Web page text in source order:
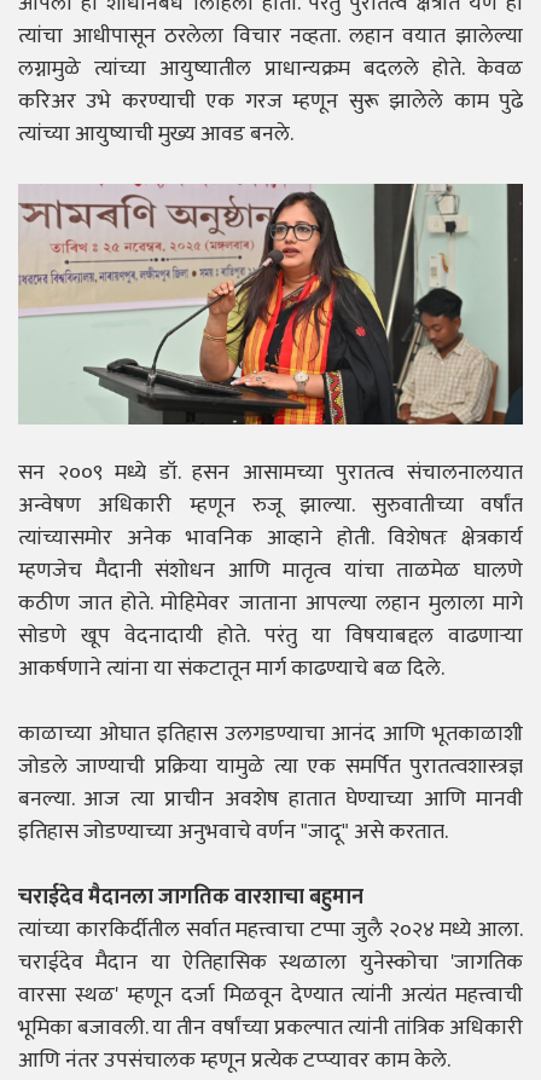
त्यांचा आधीपासून ठरलेला विचार नव्हता. लहान वयात झालेल्या
लग्नामुळे त्यांच्या आयुष्यातील प्राधान्यक्रम बदलले होते. केवळ
करिअर उभे करण्याची एक गरज म्हणून सुरू झालेले काम पुढे
त्यांच्या आयुष्याची मुख्य आवड बनले.
सन २००९ मध्ये डॉ. हसन आसामच्या पुरातत्व संचालनालयात
अन्वेषण अधिकारी म्हणून रुजू झाल्या. सुरुवातीच्या वर्षांत
त्यांच्यासमोर अनेक भावनिक आव्हाने होती. विशेषतः क्षेत्रकार्य
म्हणजेच मैदानी संशोधन आणि मातृत्व यांचा ताळमेळ घालणे
कठीण जात होते. मोहिमेवर जाताना आपल्या लहान मुलाला मागे
सोडणे खूप वेदनादायी होते. परंतु या विषयाबद्दल वाढणाऱ्या
आकर्षणाने त्यांना या संकटातून मार्ग काढण्याचे बळ दिले.
काळाच्या ओघात इतिहास उलगडण्याचा आनंद आणि भूतकाळाशी
जोडले जाण्याची प्रक्रिया यामुळे त्या एक समर्पित पुरातत्वशास्त्रज्ञ
बनल्या. आज त्या प्राचीन अवशेष हातात घेण्याच्या आणि मानवी
इतिहास जोडण्याच्या अनुभवाचे वर्णन "जादू" असे करतात.
चराईदेव मैदानला जागतिक वारशाचा बहुमान
त्यांच्या कारकिर्दीतील सर्वात महत्त्वाचा टप्पा जुलै २०२४ मध्ये आला.
चराईदेव मैदान या ऐतिहासिक स्थळाला युनेस्कोचा 'जागतिक
वारसा स्थळ' म्हणून दर्जा मिळवून देण्यात त्यांनी अत्यंत महत्त्वाची
भूमिका बजावली. या तीन वर्षांच्या प्रकल्पात त्यांनी तांत्रिक अधिकारी
आणि नंतर उपसंचालक म्हणून प्रत्येक टप्प्यावर काम केले.